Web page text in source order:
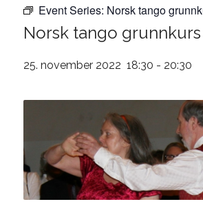
Event Series: Norsk tango
Norsk tango grunnkurs
25. november 2022 18:30 - 20:30